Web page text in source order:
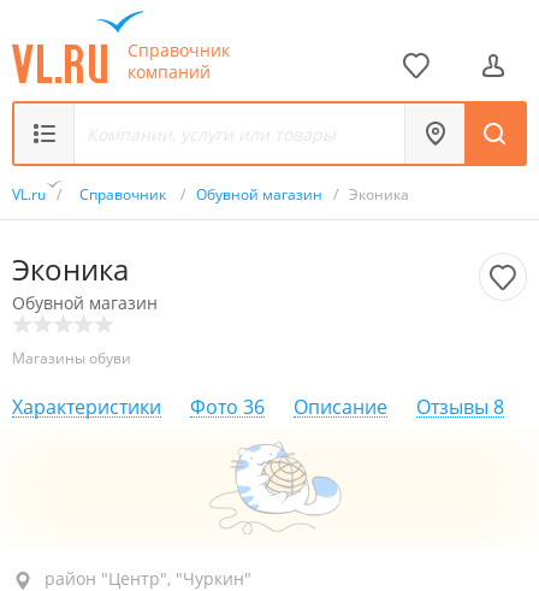
Справочник
компаний
VL.ru / Справочник / Обувной магазин / Эконика
Эконика
Обувной магазин
Магазины обуви
Характеристики Фото 36 Описание Отзывы 8
район "Центр", ул. Адмирала Фокина, 20
район "Центр", "Чуркин"